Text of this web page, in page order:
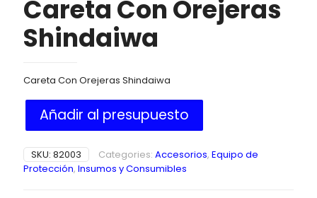
Careta Con Orejeras
Shindaiwa
Careta Con Orejeras Shindaiwa
Añadir al presupuesto
SKU: 82003 Categories: Accesorios, Equipo de
Protección, Insumos y Consumibles